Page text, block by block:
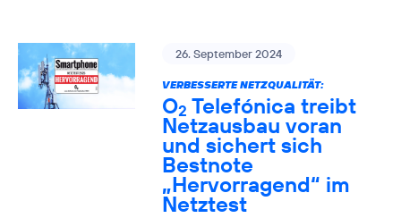
26. September 2024
VERBESSERTE NETZQUALITÄT:
O2 Telefónica treibt
Netzausbau voran
und sichert sich
Bestnote
„Hervorragend“ im
Netztest